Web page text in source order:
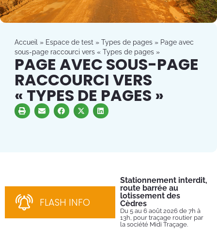
Accueil » Espace de test » Types de pages » Page avec
sous-page raccourci vers « Types de pages »
PAGE AVEC SOUS-PAGE
RACCOURCI VERS
« TYPES DE PAGES »
FLASH INFO
Stationnement interdit,
route barrée au
lotissement des
Cèdres
Du 5 au 6 août 2026 de 7h à
13h, pour traçage routier par
la société Midi Traçage.